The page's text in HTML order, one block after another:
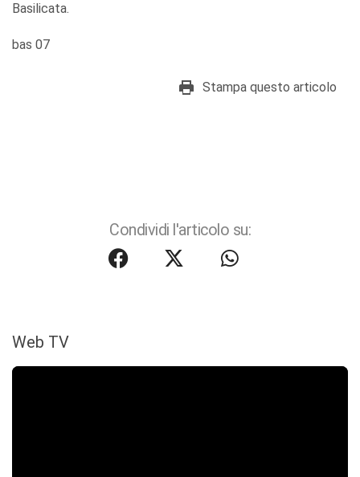
Basilicata.
bas 07
Stampa questo articolo
Condividi l'articolo su:
Web TV